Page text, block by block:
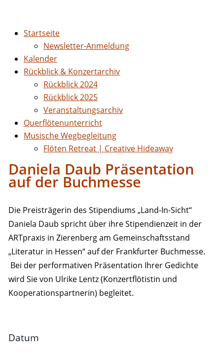
Startseite
Newsletter-Anmeldung
Kalender
Rückblick & Konzertarchiv
Rückblick 2024
Rückblick 2025
Veranstaltungsarchiv
Querflötenunterricht
Musische Wegbegleitung
Flöten Retreat | Creative Hideaway
Daniela Daub Präsentation
auf der Buchmesse
Die Preisträgerin des Stipendiums „Land-In-Sicht“
Daniela Daub spricht über ihre Stipendienzeit in der
ARTpraxis in Zierenberg am Gemeinschaftsstand
„Literatur in Hessen“ auf der Frankfurter Buchmesse.
Bei der performativen Präsentation Ihrer Gedichte
wird Sie von Ulrike Lentz (Konzertflötistin und
Kooperationspartnerin) begleitet.
Datum